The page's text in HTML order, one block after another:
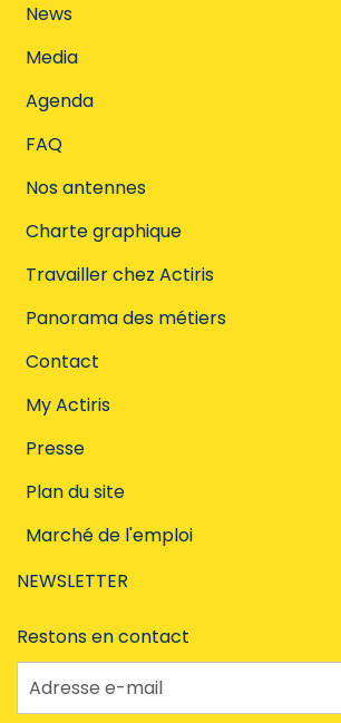
News
Media
Agenda
FAQ
Nos antennes
Charte graphique
Travailler chez Actiris
Panorama des métiers
Contact
My Actiris
Presse
Plan du site
Marché de l'emploi
NEWSLETTER
Restons en contact
Adresse e-mail